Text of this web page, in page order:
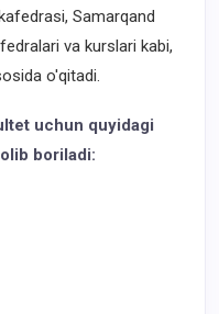
Samarqand
va kurslari kabi,
o'qitadi.
uchun quyidagi
boriladi: